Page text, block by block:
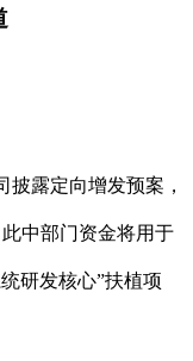
露定向增发预案，
中部门资金将用于
研发核心”扶植项